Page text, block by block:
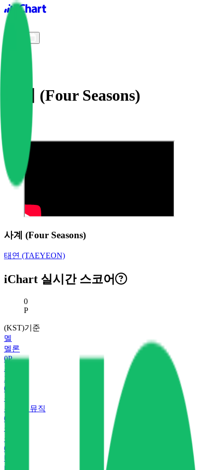
iChart logo
사계 (Four Seasons)
사계 (Four Seasons)
태연 (TAEYEON)
iChart 실시간 스코어
현재 스코어
0
P
(KST)기준
멜
멜론
0P
지
지니
0
유
유튜브 뮤직
0
플
플로
0
바